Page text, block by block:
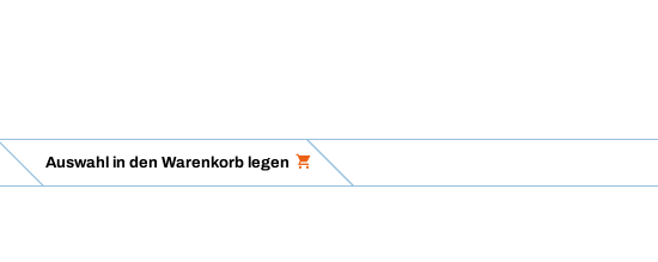
Auswahl in den Warenkorb legen